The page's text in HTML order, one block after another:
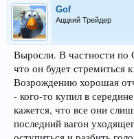
Gof
Аццкий Трейдер
Выросли. В частности по
что он будет стремиться
Возрождению хорошая
- кого-то купил в
кажется, что все они
последний вагон